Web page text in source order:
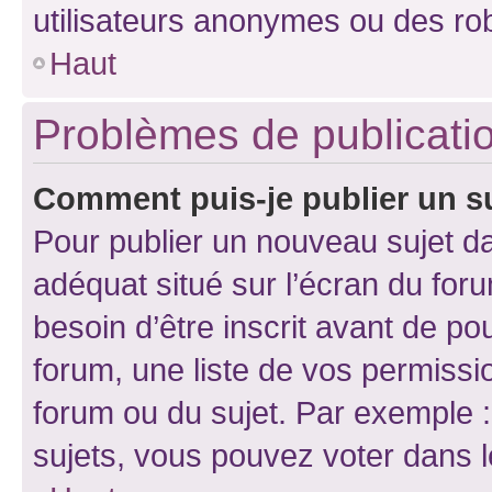
utilisateurs anonymes ou des
Haut
Problèmes de
Comment puis-je publier un
Pour publier un nouveau sujet
adéquat situé sur l’écran du
besoin d’être inscrit avant de
forum, une liste de vos
forum ou du sujet. Par exemple
sujets, vous pouvez voter dans